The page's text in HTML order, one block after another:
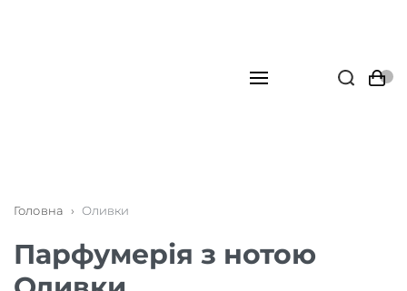
Головна › Оливки
Парфумерія з нотою